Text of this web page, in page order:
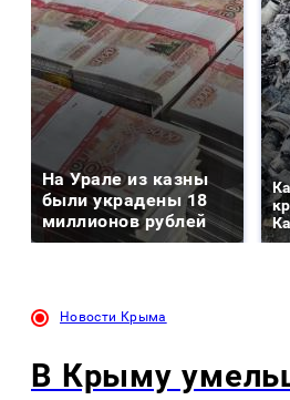
На Урале из казны
были украдены 18
миллионов рублей
Новости Крыма
В Крыму